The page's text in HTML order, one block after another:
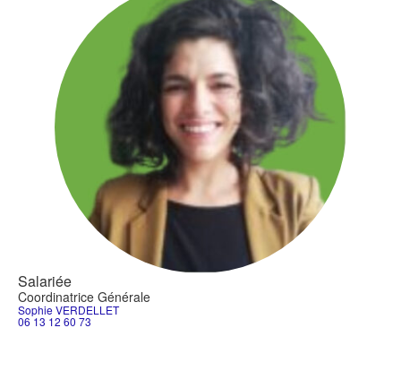
Salariée
Coordinatrice Générale
Sophie VERDELLET
06 13 12 60 73